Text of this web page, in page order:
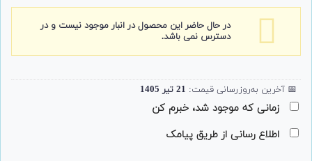
در حال حاضر این محصول در انبار موجود نیست و در
دسترس نمی باشد.
📅 آخرین به‌روزرسانی قیمت: 21 تیر 1405
زمانی که موجود شد، خبرم کن
اطلاع رسانی از طریق پیامک